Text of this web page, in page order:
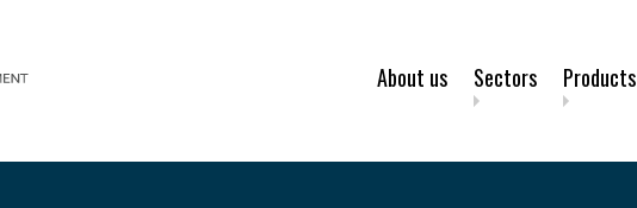
About us Sectors Products